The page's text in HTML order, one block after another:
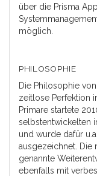
über die Prisma
möglich.
PHILOSOPHIE
Die Philosophie
zeitlose Perfektion
Primare startete
selbstentwickelten
und wurde dafür
ausgezeichnet. Die
genannte
ebenfalls mit